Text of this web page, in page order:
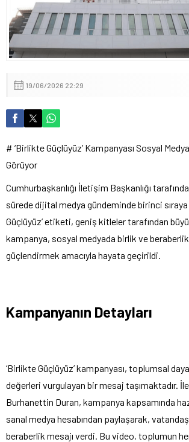
19/06/2026 22:29
# ‘Birlikte Güçlüyüz’ Kampanyası Sosyal
Görüyor
Cumhurbaşkanlığı İletişim Başkanlığı
sürede dijital medya gündeminde birinci
Güçlüyüz’ etiketi, geniş kitleler tarafından
kampanya, sosyal medyada birlik ve beraberlik
güçlendirmek amacıyla hayata geçirildi.
Kampanyanın Detayları
‘Birlikte Güçlüyüz’ kampanyası, toplumsal
değerleri vurgulayan bir mesaj taşımaktadır.
Burhanettin Duran, kampanya kapsamında
sanal medya hesabından paylaşarak,
beraberlik mesajı verdi. Bu video, toplumun